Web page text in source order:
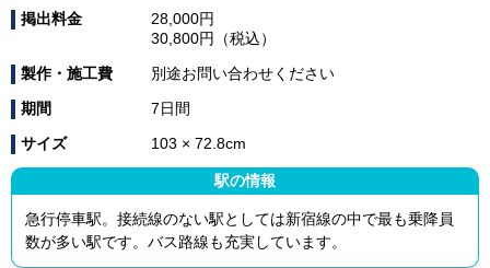
掲出料金
28,000円
30,800円（税込）
製作・施工費
別途お問い合わせください
期間
7日間
サイズ
103 × 72.8cm
駅の情報
急行停車駅。接続線のない駅としては新宿線の中で最も乗降員
数が多い駅です。バス路線も充実しています。